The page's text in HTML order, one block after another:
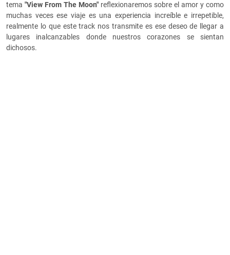
tema "View From The Moon" reflexionaremos sobre el amor y como
muchas veces ese viaje es una experiencia increíble e irrepetible,
realmente lo que este track nos transmite es ese deseo de llegar a
lugares inalcanzables donde nuestros corazones se sientan
dichosos.